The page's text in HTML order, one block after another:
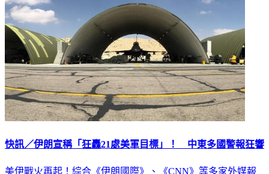
快訊／伊朗宣稱「狂轟21處美軍目標」！ 中東多國警報狂響
美伊戰火再起！綜合《伊朗國際》、《CNN》等多家外媒報